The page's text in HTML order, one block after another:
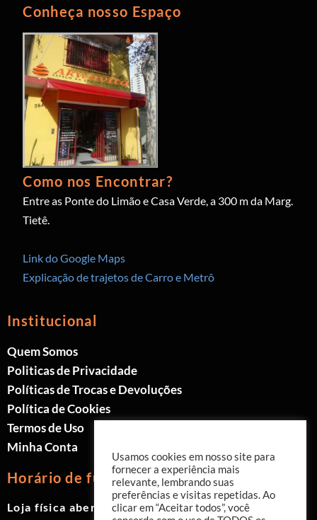
Conheça nosso Espaço
Como nos Encontrar?
Entre as Ponte do Limão e Casa Verde, a 300 m da Marg.
Tietê.
Link do Google Maps
Explicação de trajetos de Carro e Metrô
Institucional
Quem Somos
Politicas de Privacidade
Políticas de Trocas e Devoluções
Política de Cookies
Termos de Uso
Minha Conta
Horário de funcionamento
Loja física aberta de Segunda à Sábado.
Usamos cookies em nosso site para
fornecer a experiência mais
relevante, lembrando suas
preferências e visitas repetidas. Ao
clicar em “Aceitar todos”, você